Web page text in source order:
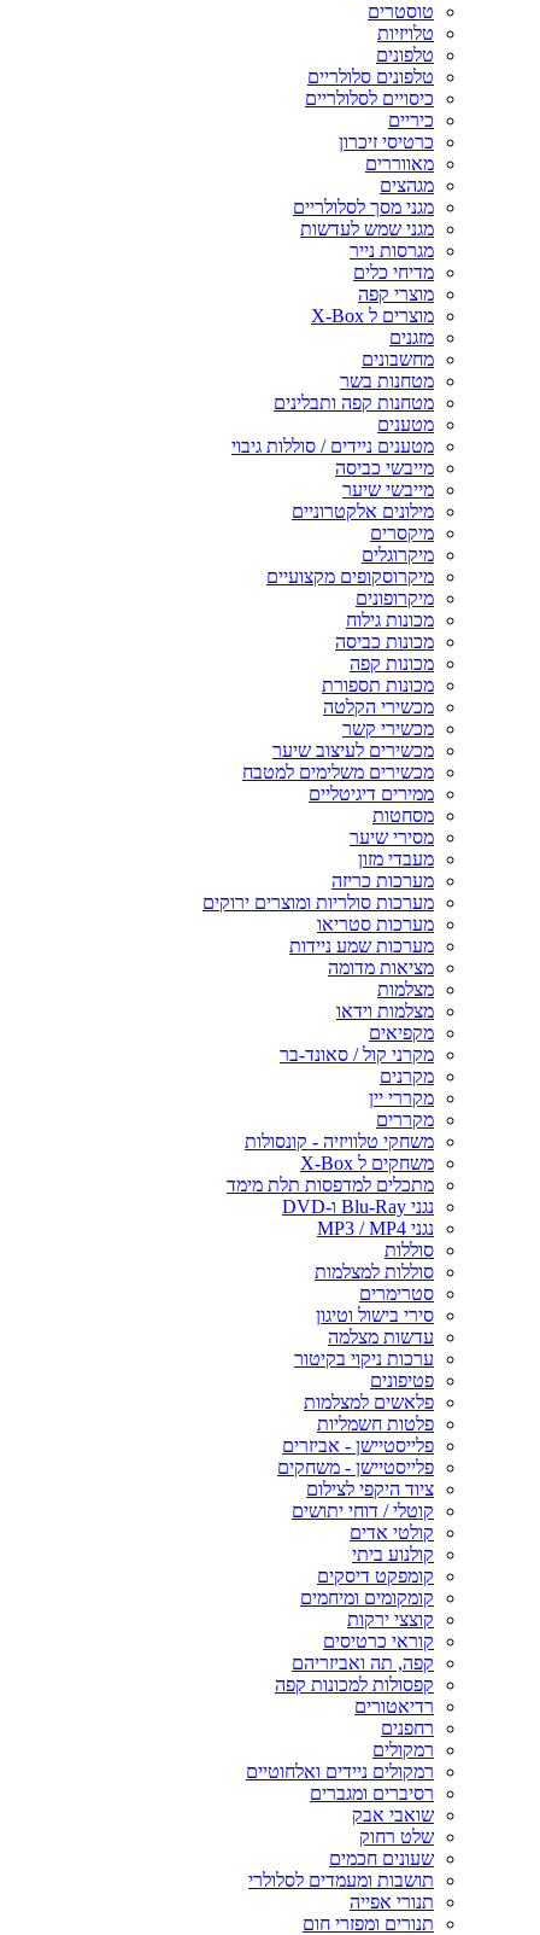
טוסטרים
טלויזיות
טלפונים
טלפונים סלולריים
כיסויים לסלולריים
כיריים
כרטיסי זיכרון
מאווררים
מגהצים
מגני מסך לסלולריים
מגני שמש לעדשות
מגרסות נייר
מדיחי כלים
מוצרי קפה
מוצרים ל X-Box
מזגנים
מחשבונים
מטחנות בשר
מטחנות קפה ותבלינים
מטענים
מטענים ניידים / סוללות גיבוי
מייבשי כביסה
מייבשי שיער
מילונים אלקטרוניים
מיקסרים
מיקרוגלים
מיקרוסקופים מקצועיים
מיקרופונים
מכונות גילוח
מכונות כביסה
מכונות קפה
מכונות תספורת
מכשירי הקלטה
מכשירי קשר
מכשירים לעיצוב שיער
מכשירים משלימים למטבח
ממירים דיגיטליים
מסחטות
מסירי שיער
מעבדי מזון
מערכות כריזה
מערכות סולריות ומוצרים ירוקים
מערכות סטריאו
מערכות שמע ניידות
מציאות מדומה
מצלמות
מצלמות וידאו
מקפיאים
מקרני קול / סאונד-בר
מקרנים
מקררי יין
מקררים
משחקי טלוויזיה - קונסולות
משחקים ל X-Box
מתכלים למדפסות תלת מימד
נגני Blu-Ray ו-DVD
נגני MP3 / MP4
סוללות
סוללות למצלמות
סטרימרים
סירי בישול וטיגון
עדשות מצלמה
ערכות ניקוי בקיטור
פטיפונים
פלאשים למצלמות
פלטות חשמליות
פלייסטיישן - אביזרים
פלייסטיישן - משחקים
ציוד היקפי לצילום
קוטלי / דוחי יתושים
קולטי אדים
קולנוע ביתי
קומפקט דיסקים
קומקומים ומיחמים
קוצצי ירקות
קוראי כרטיסים
קפה, תה ואביזריהם
קפסולות למכונות קפה
רדיאטורים
רחפנים
רמקולים
רמקולים ניידים ואלחוטיים
רסיברים ומגברים
שואבי אבק
שלט רחוק
שעונים חכמים
תושבות ומעמדים לסלולרי
תנורי אפייה
תנורים ומפזרי חום